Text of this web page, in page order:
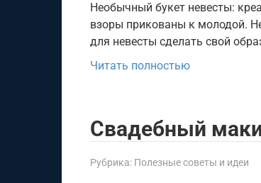
Необычный букет невесты:
взоры прикованы к молодой.
для невесты сделать свой
Читать полностью
Свадебный
Рубрика: Полезные советы и идеи